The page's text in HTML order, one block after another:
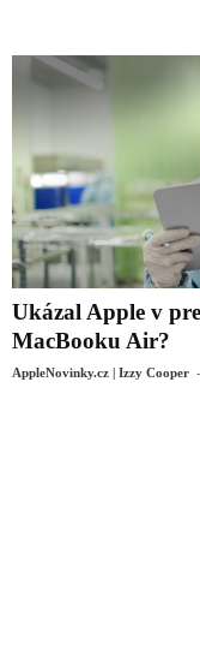
Ukázal Apple v
MacBooku Air?
AppleNovinky.cz | Izzy Cooper -